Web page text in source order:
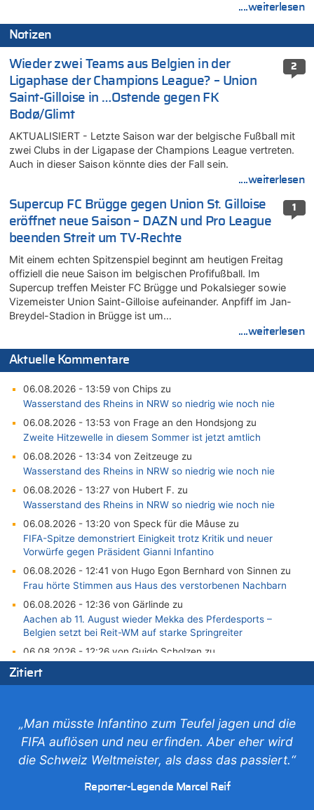
....weiterlesen
Notizen
2
Wieder zwei Teams aus Belgien in der
Ligaphase der Champions League? – Union
Saint-Gilloise in …Ostende gegen FK
Bodø/Glimt
AKTUALISIERT - Letzte Saison war der belgische Fußball mit
zwei Clubs in der Ligapase der Champions League vertreten.
Auch in dieser Saison könnte dies der Fall sein.
....weiterlesen
1
Supercup FC Brügge gegen Union St. Gilloise
eröffnet neue Saison – DAZN und Pro League
beenden Streit um TV-Rechte
Mit einem echten Spitzenspiel beginnt am heutigen Freitag
offiziell die neue Saison im belgischen Profifußball. Im
Supercup treffen Meister FC Brügge und Pokalsieger sowie
Vizemeister Union Saint-Gilloise aufeinander. Anpfiff im Jan-
Breydel-Stadion in Brügge ist um…
....weiterlesen
Aktuelle Kommentare
06.08.2026 - 13:59 von Chips zu
Wasserstand des Rheins in NRW so niedrig wie noch nie
06.08.2026 - 13:53 von Frage an den Hondsjong zu
Zweite Hitzewelle in diesem Sommer ist jetzt amtlich
06.08.2026 - 13:34 von Zeitzeuge zu
Wasserstand des Rheins in NRW so niedrig wie noch nie
06.08.2026 - 13:27 von Hubert F. zu
Wasserstand des Rheins in NRW so niedrig wie noch nie
06.08.2026 - 13:20 von Speck für die Mâuse zu
FIFA-Spitze demonstriert Einigkeit trotz Kritik und neuer
Vorwürfe gegen Präsident Gianni Infantino
06.08.2026 - 12:41 von Hugo Egon Bernhard von Sinnen zu
Frau hörte Stimmen aus Haus des verstorbenen Nachbarn
06.08.2026 - 12:36 von Gärlinde zu
Aachen ab 11. August wieder Mekka des Pferdesports –
Belgien setzt bei Reit-WM auf starke Springreiter
06.08.2026 - 12:26 von Guido Scholzen zu
Zweite Hitzewelle in diesem Sommer ist jetzt amtlich
06.08.2026 - 12:17 von Sparwasser zu
06.08.2026 - 12:13 von Dax zu
Zweite Hitzewelle in diesem Sommer ist jetzt amtlich
06.08.2026 - 12:13 von Heinz F. zu
Mehrere Menschen in Londons City niedergestochen
06.08.2026 - 12:13 von Hugo Egon Bernhard von Sinnen zu
Zitiert
„Man müsste Infantino zum Teufel jagen und die
FIFA auflösen und neu erfinden. Aber eher wird
die Schweiz Weltmeister, als dass das passiert.“
Reporter-Legende Marcel Reif